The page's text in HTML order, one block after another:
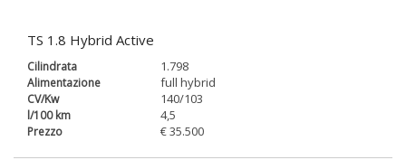
TS 1.8 Hybrid Active
1.798
full hybrid
140/103
4,5
€ 35.500